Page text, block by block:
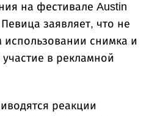
на фестивале Austin
заявляет, что не
снимка и
в рекламной
реакции